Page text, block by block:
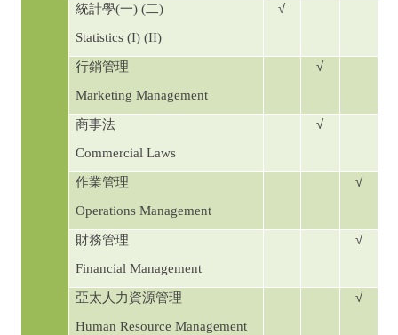
統計學(一) (二)
Statistics (I) (II)
√
行銷管理
Marketing Management
√
商事法
Commercial Laws
√
作業管理
Operations Management
√
財務管理
Financial Management
√
亞太人力資源管理
Human Resource Management
√